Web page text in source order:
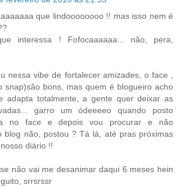
que lindoooooooo !! mas isso nem é
interessa ! Fofocaaaaaa... não, pera,
nessa vibe de fortalecer amizades, o face ,
snap)são bons, mas quem é blogueiro acho
adapta totalmente, a gente quer deixar as
garro um ódeeeeo quando posto
no face e depois vou procurar e não
blog não, postou ? Tá lá, até pras próximas
diário !!
não vai me desanimar daqui 6 meses hein
srrsrssr